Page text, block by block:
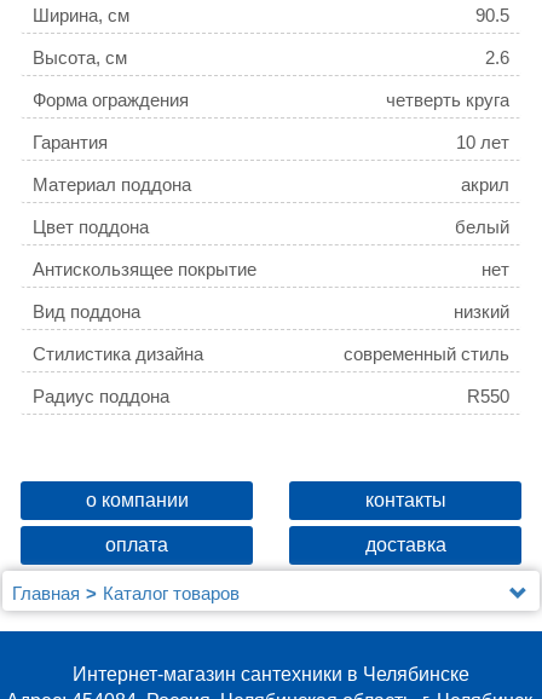
Ширина, см 90.5
Высота, см 2.6
Форма ограждения четверть круга
Гарантия 10 лет
Материал поддона акрил
Цвет поддона белый
Антискользящее покрытие нет
Вид поддона низкий
Стилистика дизайна современный стиль
Радиус поддона R550
о компании контакты
оплата доставка
Главная
Каталог товаров
Душевые уголки, ограждения, поддоны
Jacob DelafonИнтернет-магазин сантехники в Челябинске